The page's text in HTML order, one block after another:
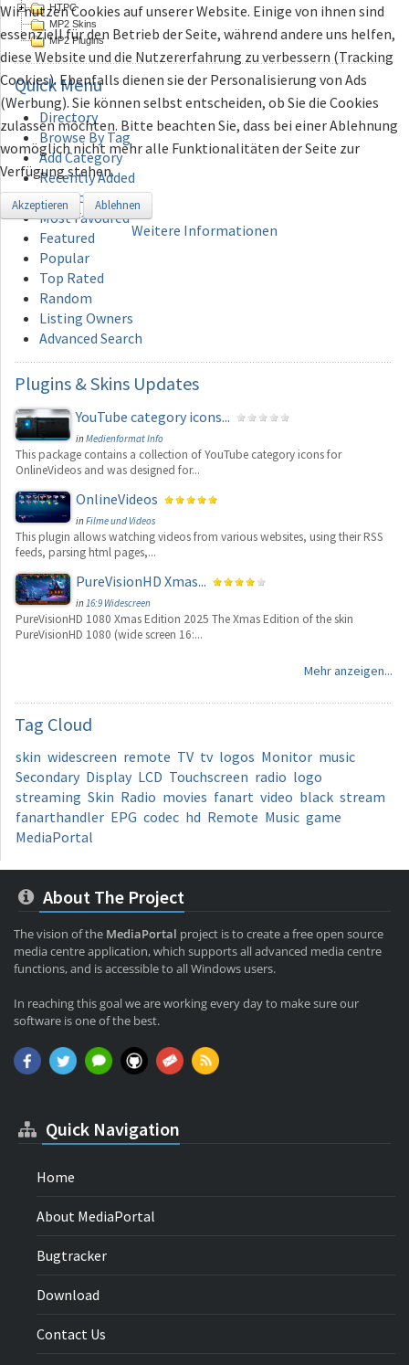
HTPC
MP2 Skins
MP2 Plugins
QuickMenu
Directory
Browse By Tag
Add Category
Recently Added
Recently Updated
Most Favoured
Featured
Popular
Top Rated
Random
Listing Owners
Advanced Search
Plugins & Skins Updates
YouTube category icons...
inMedienformat Info
This package contains a collection of YouTube category icons for
OnlineVideos and was designed for...
OnlineVideos
inFilme und Videos
This plugin allows watching videos from various websites, using their RSS
feeds, parsing html pages,...
PureVisionHD Xmas...
in16:9 Widescreen
PureVisionHD 1080 Xmas Edition 2025 The Xmas Edition of the skin
PureVisionHD 1080 (wide screen 16:...
Mehr anzeigen...
Tag Cloud
skin widescreen remote TV tv logos Monitor music
Secondary Display LCD Touchscreen radio logo
streaming Skin Radio movies fanart video black stream
fanarthandler EPG codec hd Remote Music game
MediaPortal
About The Project
The vision of the MediaPortal project is to create a free open source
media centre application, which supports all advanced media centre
functions, and is accessible to all Windows users.
In reaching this goal we are working every day to make sure our
software is one of the best.
Quick Navigation
Home
About MediaPortal
Bugtracker
Download
Contact Us
Wir nutzen Cookies auf unserer Website. Einige von ihnen sind
essenziell für den Betrieb der Seite, während andere uns helfen,
diese Website und die Nutzererfahrung zu verbessern (Tracking
Cookies). Ebenfalls dienen sie der Personalisierung von Ads
(Werbung). Sie können selbst entscheiden, ob Sie die Cookies
zulassen möchten. Bitte beachten Sie, dass bei einer Ablehnung
womöglich nicht mehr alle Funktionalitäten der Seite zur
Verfügung stehen.
Akzeptieren Ablehnen
Weitere Informationen